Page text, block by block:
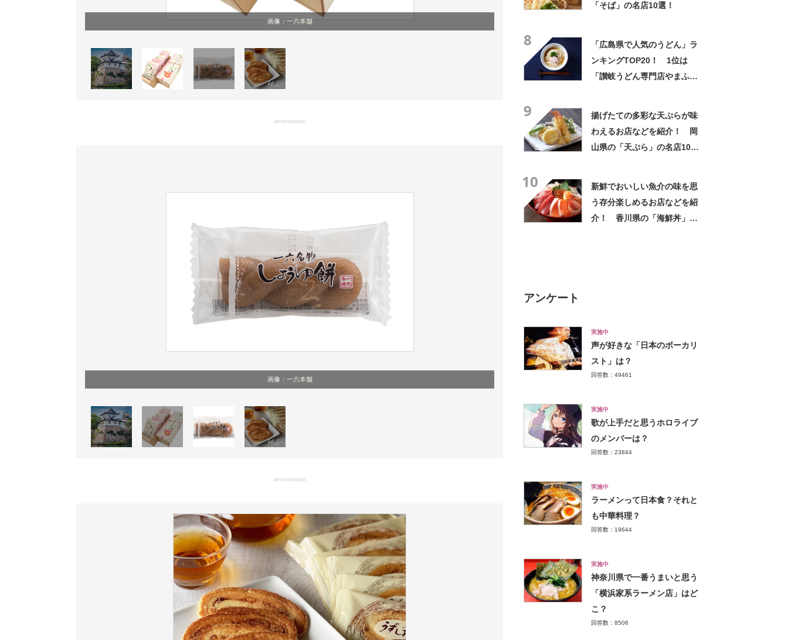
画像： 一六本舗
advertisement
画像： 一六本舗
advertisement
「そば」の名店10選！
8
「広島県で人気のうどん」ラ
ンキングTOP20！ 1位は
「讃岐うどん専門店やまふ
9
揚げたての多彩な天ぷらが味
わえるお店などを紹介！ 岡
山県の「天ぷら」の名店10
10
新鮮でおいしい魚介の味を思
う存分楽しめるお店などを紹
介！ 香川県の「海鮮丼」の
アンケート
実施中
声が好きな「日本のボーカリ
スト」は？
回答数：49461
実施中
歌が上手だと思うホロライブ
のメンバーは？
回答数：23844
実施中
ラーメンって日本食？それと
も中華料理？
回答数：19644
実施中
神奈川県で一番うまいと思う
「横浜家系ラーメン店」はど
こ？
回答数：8506